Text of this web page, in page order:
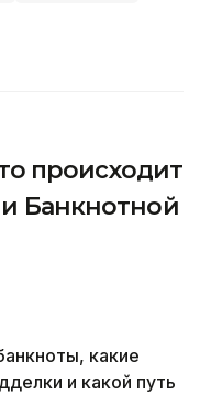
происходит
Банкнотной
какие
и какой путь